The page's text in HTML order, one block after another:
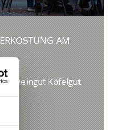
AM
Weingut Köfelgut